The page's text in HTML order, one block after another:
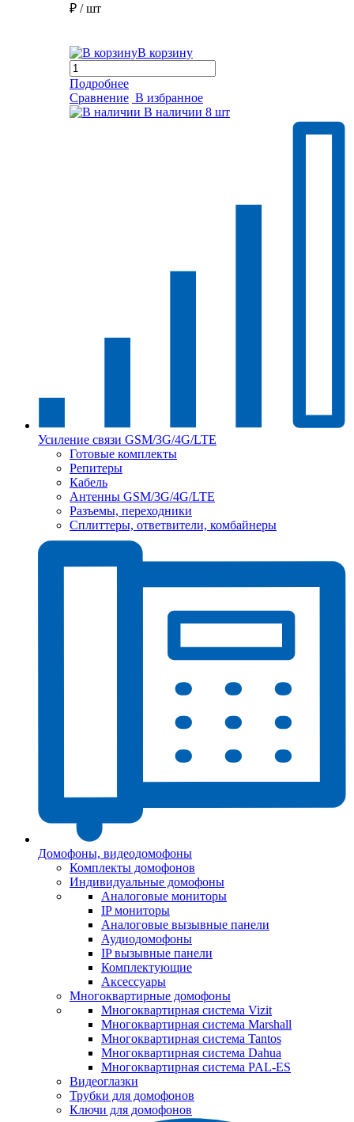
₽ / шт
В корзину
Подробнее
Сравнение В избранное
В наличии 8 шт
Усиление связи GSM/3G/4G/LTE
Готовые комплекты
Репитеры
Кабель
Антенны GSM/3G/4G/LTE
Разъемы, переходники
Сплиттеры, ответвители, комбайнеры
Домофоны, видеодомофоны
Комплекты домофонов
Индивидуальные домофоны
Аналоговые мониторы
IP мониторы
Аналоговые вызывные панели
Аудиодомофоны
IP вызывные панели
Комплектующие
Аксессуары
Многоквартирные домофоны
Многоквартирная система Vizit
Многоквартирная система Marshall
Многоквартирная система Tantos
Многоквартирная система Dahua
Многоквартирная система PAL-ES
Видеоглазки
Трубки для домофонов
Ключи для домофонов